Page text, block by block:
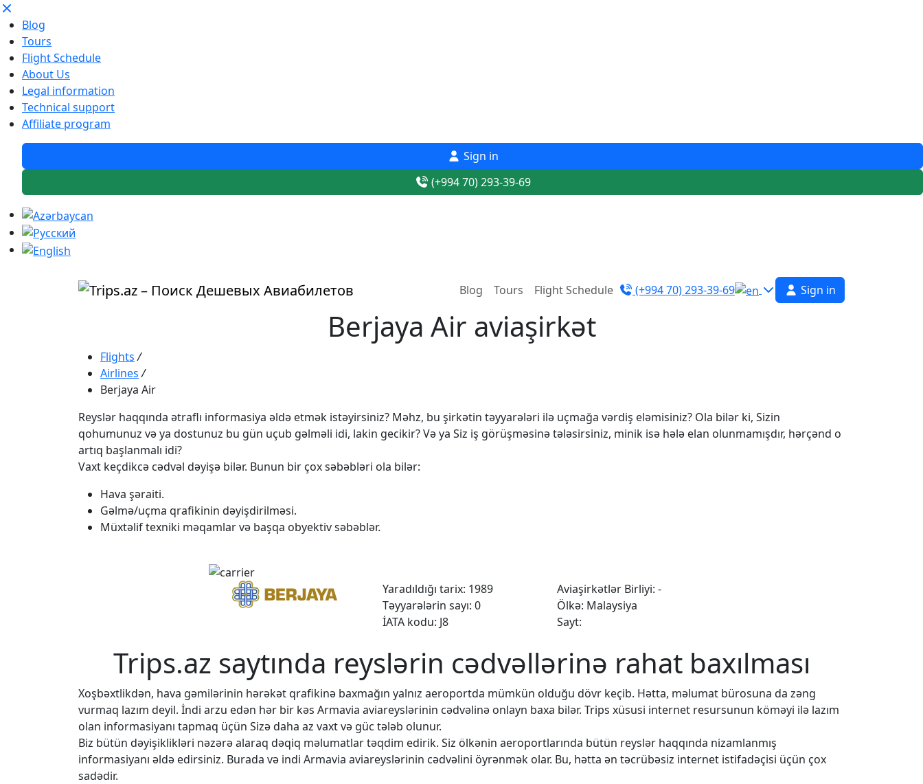
Blog
Tours
Flight Schedule
About Us
Legal information
Technical support
Affiliate program
Sign in
(+994 70) 293-39-69
Blog Tours Flight Schedule (+994 70) 293-39-69 Sign in
Berjaya Air aviaşirkət
Flights /
Airlines /
Berjaya Air
Reyslər haqqında ətraflı informasiya əldə etmək istəyirsiniz? Məhz, bu şirkətin təyyarələri ilə uçmağa vərdiş eləmisiniz? Ola bilər ki, Sizin
qohumunuz və ya dostunuz bu gün uçub gəlməli idi, lakin gecikir? Və ya Siz iş görüşməsinə tələsirsiniz, minik isə hələ elan olunmamışdır, hərçənd o
artıq başlanmalı idi?
Vaxt keçdikcə cədvəl dəyişə bilər. Bunun bir çox səbəbləri ola bilər:
Hava şəraiti.
Gəlmə/uçma qrafikinin dəyişdirilməsi.
Müxtəlif texniki məqamlar və başqa obyektiv səbəblər.
Yaradıldığı tarix: 1989
Təyyarələrin sayı: 0
İATA kodu: J8
Aviaşirkətlər Birliyi: -
Ölkə: Malaysiya
Sayt:
Trips.az saytında reyslərin cədvəllərinə rahat baxılması
Xoşbəxtlikdən, hava gəmilərinin hərəkət qrafikinə baxmağın yalnız aeroportda mümkün olduğu dövr keçib. Hətta, məlumat bürosuna da zəng
vurmaq lazım deyil. İndi arzu edən hər bir kəs Armavia aviareyslərinin cədvəlinə onlayn baxa bilər. Trips xüsusi internet resursunun köməyi ilə lazım
olan informasiyanı tapmaq üçün Sizə daha az vaxt və güc tələb olunur.
Biz bütün dəyişiklikləri nəzərə alaraq dəqiq məlumatlar təqdim edirik. Siz ölkənin aeroportlarında bütün reyslər haqqında nizamlanmış
informasiyanı əldə edirsiniz. Burada və indi Armavia aviareyslərinin cədvəlini öyrənmək olar. Bu, hətta ən təcrübəsiz internet istifadəçisi üçün çox
sadədir.